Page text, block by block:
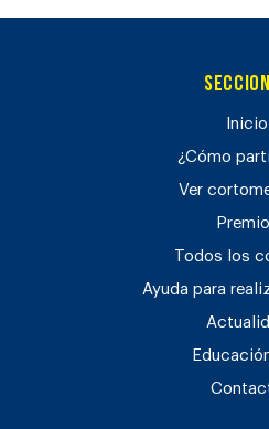
Inicio
¿Cómo
Ver
Todos los
Ayuda para